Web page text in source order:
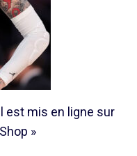
est mis en ligne sur
»